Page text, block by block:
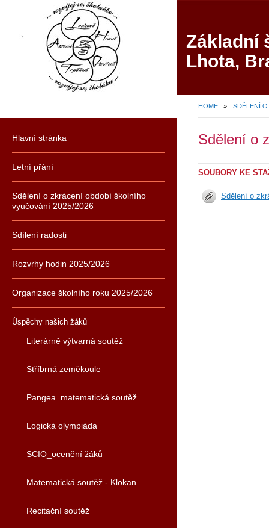
Základní
Lhota,
HOME »
Hlavní stránka
Letní přání
Sdělení o zkrácení období školního
vyučování 2025/2026
Sdílení radosti
Rozvrhy hodin 2025/2026
Organizace školního roku 2025/2026
Úspěchy našich žáků
Literárně výtvarná soutěž
Stříbrná zeměkoule
Pangea_matematická soutěž
Logická olympiáda
SCIO_ocenění žáků
Matematická soutěž - Klokan
Recitační soutěž
Sdělení o
SOUBORY KE
Sdělení o